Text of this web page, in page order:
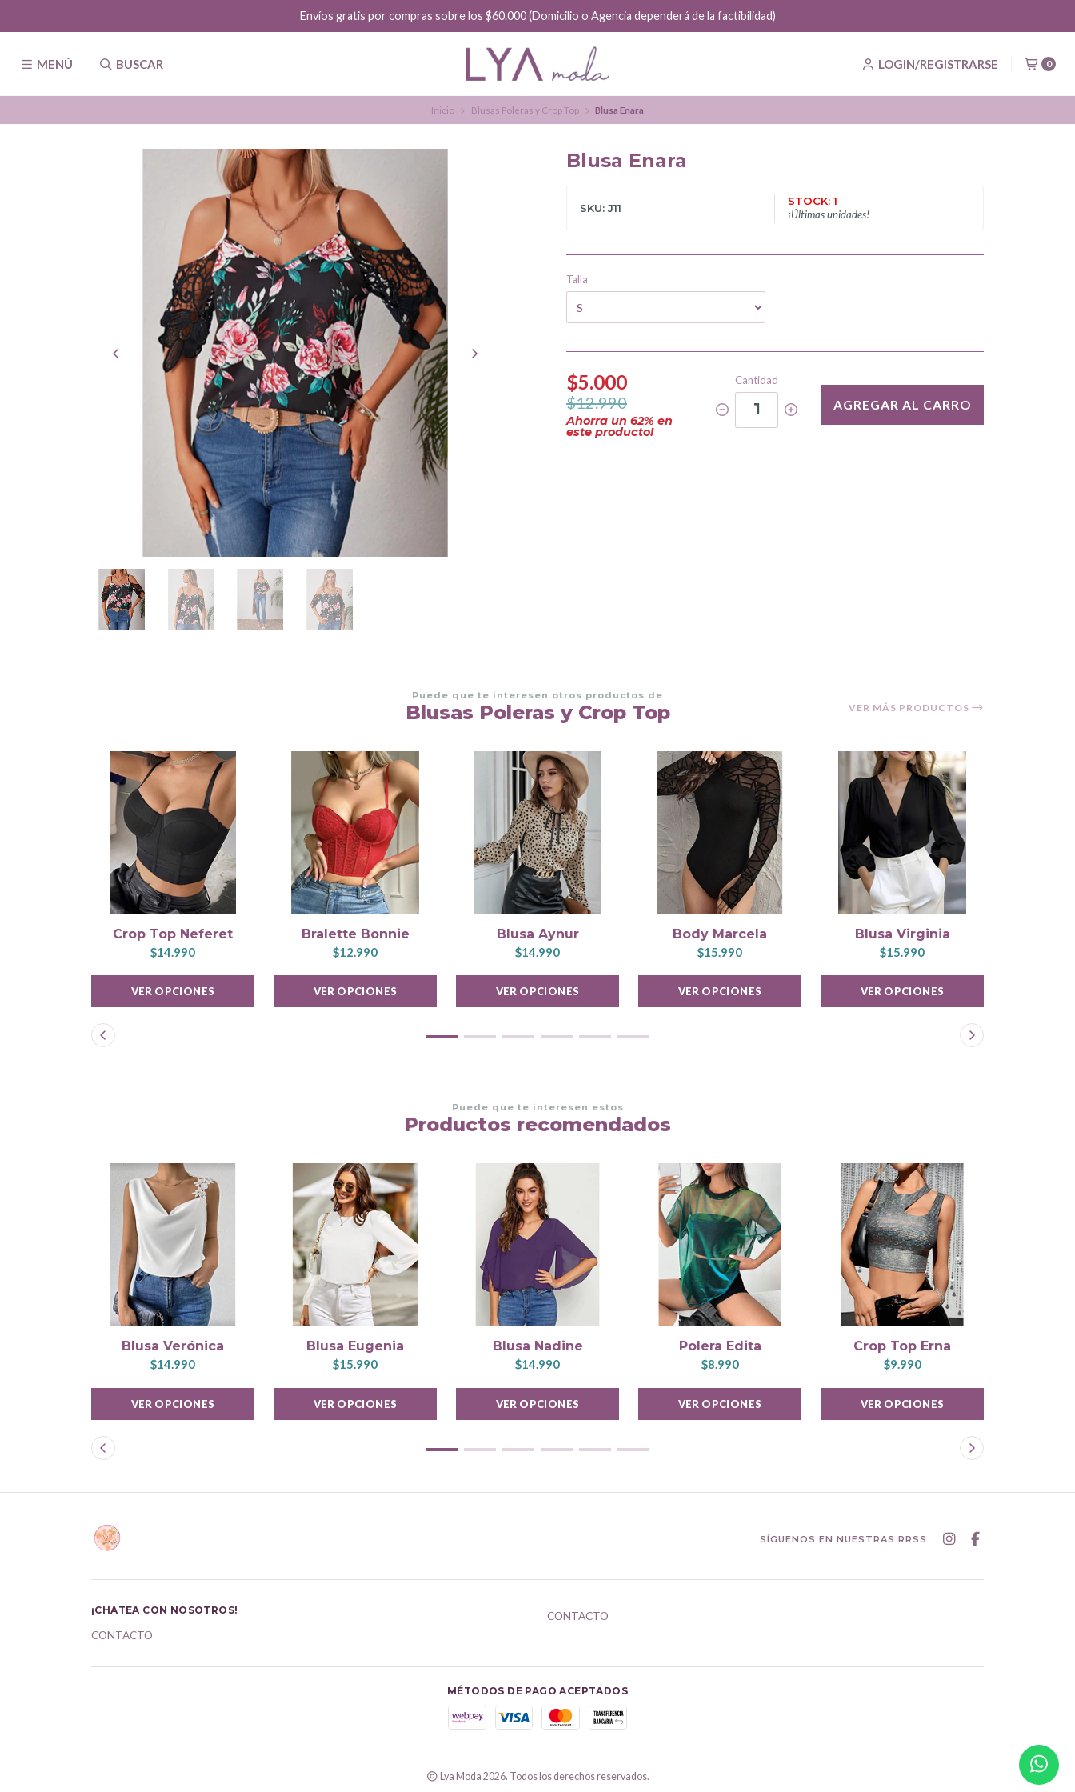
MENÚ BUSCAR LOGIN/REGISTRARSE 0
Envíos gratis por compras sobre los $60.000 (Domicilio o Agencia dependerá de la factibilidad)
Inicio Blusas Poleras y Crop Top Blusa Enara
Blusa Enara
SKU: J11
STOCK: 1
¡Últimas unidades!
Talla
$5.000
$12.990
Ahorra un 62% en
este producto!
Cantidad
1 AGREGAR AL CARRO
Puede que te interesen otros productos de
Blusas Poleras y Crop Top VER MÁS PRODUCTOS
Crop Top Neferet
$14.990
VER OPCIONES
Bralette Bonnie
$12.990
VER OPCIONES
Blusa Aynur
$14.990
VER OPCIONES
Body Marcela
$15.990
VER OPCIONES
Blusa Virginia
$15.990
VER OPCIONES
Puede que te interesen estos
Productos recomendados
Blusa Verónica
$14.990
VER OPCIONES
Blusa Eugenia
$15.990
VER OPCIONES
Blusa Nadine
$14.990
VER OPCIONES
Polera Edita
$8.990
VER OPCIONES
Crop Top Erna
$9.990
VER OPCIONES
SÍGUENOS EN NUESTRAS RRSS
¡CHATEA CON NOSOTROS!
CONTACTO
CONTACTO
MÉTODOS DE PAGO ACEPTADOS
Lya Moda 2026. Todos los derechos reservados.